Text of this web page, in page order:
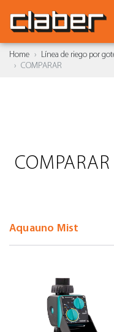
Home Línea de riego por
COMPARAR